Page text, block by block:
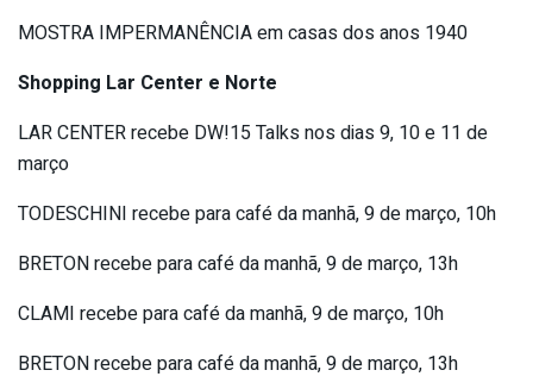
MOSTRA IMPERMANÊNCIA em casas dos anos 1940
Shopping Lar Center e Norte
LAR CENTER recebe DW!15 Talks nos dias 9, 10 e 11 de
março
TODESCHINI recebe para café da manhã, 9 de março, 10h
BRETON recebe para café da manhã, 9 de março, 13h
CLAMI recebe para café da manhã, 9 de março, 10h
BRETON recebe para café da manhã, 9 de março, 13h